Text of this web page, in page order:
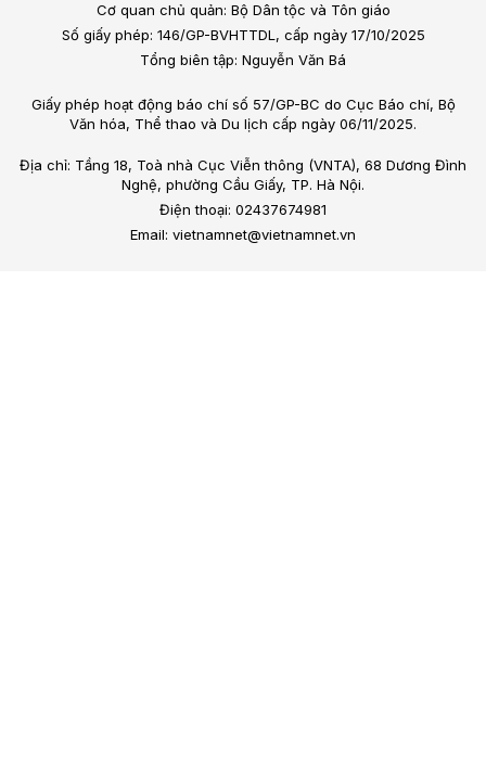
Cơ quan chủ quản: Bộ Dân tộc và Tôn giáo
Số giấy phép: 146/GP-BVHTTDL, cấp ngày 17/10/2025
Tổng biên tập: Nguyễn Văn Bá
Giấy phép hoạt động báo chí số 57/GP-BC do Cục Báo chí, Bộ
Văn hóa, Thể thao và Du lịch cấp ngày 06/11/2025.
Địa chỉ: Tầng 18, Toà nhà Cục Viễn thông (VNTA), 68 Dương Đình
Nghệ, phường Cầu Giấy, TP. Hà Nội.
Điện thoại: 02437674981
Email: vietnamnet@vietnamnet.vn